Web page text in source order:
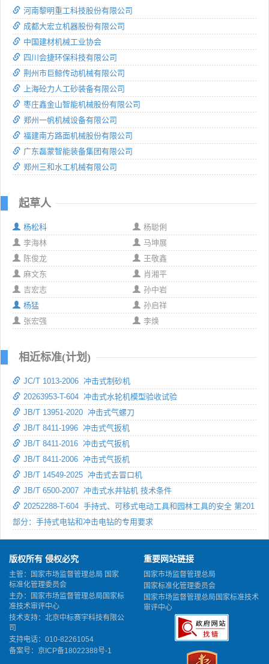
河南黎明重工科技股份有限公司
成都大宏立机器股份有限公司
中国建材机械工业协会
四川会捷环保科技有限公司
荆州市巨鲸传动机械有限公司
上海砼力人工砂装备有限公司
枣庄鑫金山智能机械股份有限公司
郑州一帆机械设备有限公司
福建南方路面机械股份有限公司
广东磊蒙智能装备集团有限公司
郑州三和水工机械有限公司
起草人
杨松科
杨聪俐
李海林
马坤展
陈俊龙
王敬鑫
麻文东
肖湘平
吉宏志
孙中岩
杨猛
孙启祥
张宏强
李焕
相近标准(计划)
JC/T 1013-2006 冲击式制砂机
20263953-T-604 冲击式水轮机模型验收试验
JB/T 13951-2020 冲击式气螺刀
JB/T 8411-1996 冲击式气扳机
JB/T 8411-2016 冲击式气扳机
JB/T 8411-2006 冲击式气扳机
JB/T 14549-2025 冲击式去冒口机
JB/T 6500-2007 冲击式水井钻机 技术条件
20252288-T-604 手持式、可移式电动工具和园林工具的安全 第201
部分：手持式电钻和冲击电钻的专用要求
版权所有 侵权必究
主管：国家市场监督管理总局 国家
标准化管理委员会
主办：国家市场监督管理总局国家标
准技术审评中心
技术支持：北京中标赛宇科技有限公
司
支持电话：010-82261054
备案号： 京ICP备18022388号-1
重要网站链接
国家市场监督管理总局
国家标准化管理委员会
国家市场监督管理总局国家标准技术
审评中心